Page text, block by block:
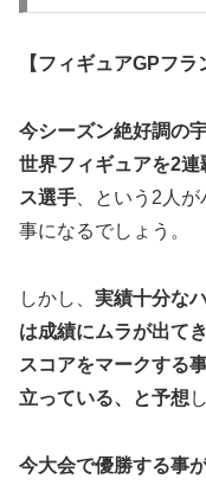
【フィギュアGPフ
今シーズン絶好調の
世界フィギュアを2連
ス選手 、という2人
事になるでしょう。
しかし、 実績十分な
は成績にムラが出て
スコアをマークする
立っている、と予想
今大会で優勝する事